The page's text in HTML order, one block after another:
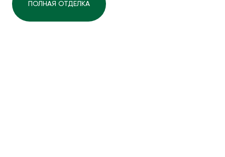
ПОЛНАЯ ОТДЕЛКА